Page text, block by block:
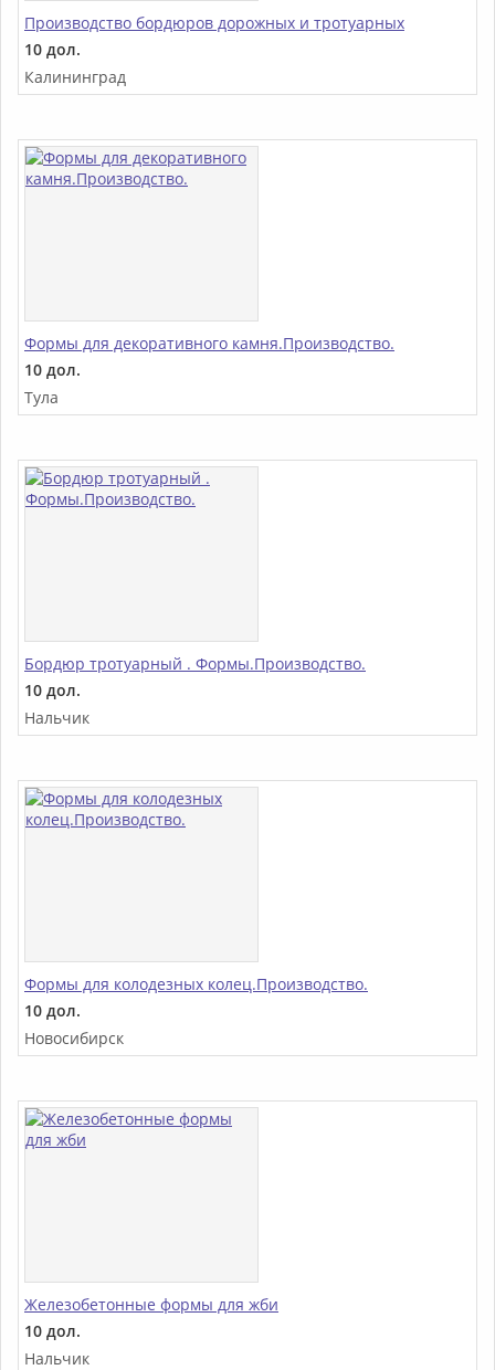
Производство бордюров дорожных и тротуарных
10 дол.
Калининград
Формы для декоративного камня.Производство.
10 дол.
Тула
Бордюр тротуарный . Формы.Производство.
10 дол.
Нальчик
Формы для колодезных колец.Производство.
10 дол.
Новосибирск
Железобетонные формы для жби
10 дол.
Нальчик